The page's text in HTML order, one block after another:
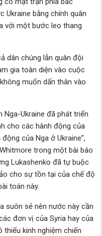
Ukraine bằng chính quân
với một bước leo thang
dân chúng lẫn quân đội
gia toàn diện vào cuộc
muốn dấn thân vào
Nga-Ukraine đã phát triển
cho các hành động của
của Nga ở Ukraine”,
trong một bài báo
Lukashenko đã tự buộc
cho sự tồn tại của chế độ
toán này.
suôn sẻ nên nước này cần
đơn vị của Syria hay của
thiếu kinh nghiệm chiến